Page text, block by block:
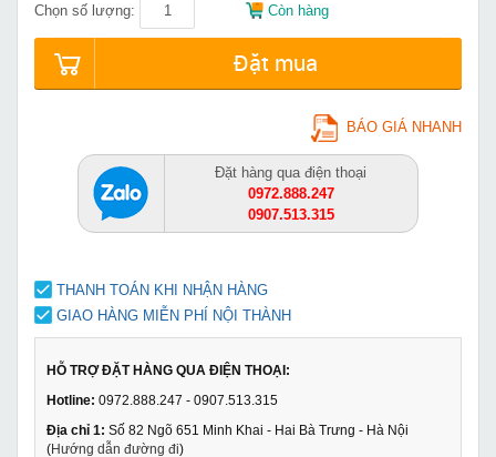
Chọn số lượng: Còn hàng
Đặt mua
BÁO GIÁ NHANH
Đặt hàng qua điện thoại
0972.888.247
0907.513.315
THANH TOÁN KHI NHẬN HÀNG
GIAO HÀNG MIỄN PHÍ NỘI THÀNH
HỖ TRỢ ĐẶT HÀNG QUA ĐIỆN THOẠI:
Hotline: 0972.888.247 - 0907.513.315
Địa chỉ 1: Số 82 Ngõ 651 Minh Khai - Hai Bà Trưng - Hà Nội
(Hướng dẫn đường đi)